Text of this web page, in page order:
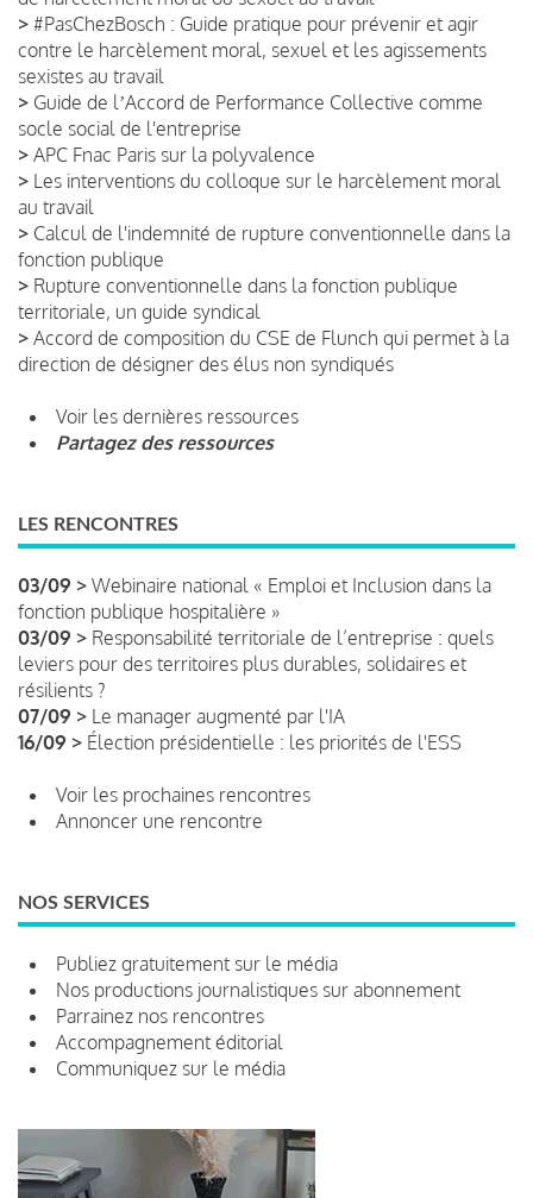
> #PasChezBosch : Guide pratique pour prévenir et agir
contre le harcèlement moral, sexuel et les agissements
sexistes au travail
> Guide de lʼAccord de Performance Collective comme
socle social de l'entreprise
> APC Fnac Paris sur la polyvalence
> Les interventions du colloque sur le harcèlement moral
au travail
> Calcul de l'indemnité de rupture conventionnelle dans la
fonction publique
> Rupture conventionnelle dans la fonction publique
territoriale, un guide syndical
> Accord de composition du CSE de Flunch qui permet à la
direction de désigner des élus non syndiqués
Voir les dernières ressources
Partagez des ressources
LES RENCONTRES
03/09 > Webinaire national « Emploi et Inclusion dans la
fonction publique hospitalière »
03/09 > Responsabilité territoriale de l’entreprise : quels
leviers pour des territoires plus durables, solidaires et
résilients ?
07/09 > Le manager augmenté par l'IA
16/09 > Élection présidentielle : les priorités de l'ESS
Voir les prochaines rencontres
Annoncer une rencontre
NOS SERVICES
Publiez gratuitement sur le média
Nos productions journalistiques sur abonnement
Parrainez nos rencontres
Accompagnement éditorial
Communiquez sur le média